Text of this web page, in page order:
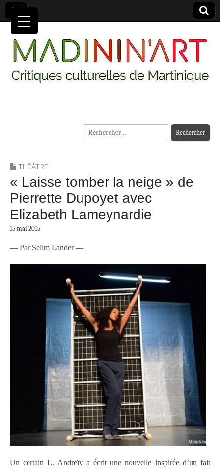
MADININ'ART
Rechercher :
THÉÂTRE
« Laisse tomber la neige » de
Pierrette Dupoyet avec
Elizabeth Lameynardie
15 mai 2015
— Par Selim Lander —
Un certain L. Andreïv a écrit une nouvelle inspirée d’un fait